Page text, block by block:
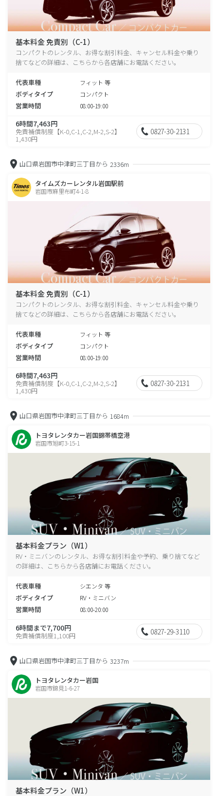
基本料金 免責別（C-1）
コンパクトのレンタル、お得な割引料金、キャンセル料金や乗り
捨てなどの詳細は、こちらから各店舗にお電話ください。
代表車種 フィット 等
ボディタイプ コンパクト
営業時間 08:00-19:00
6時間7,463円
免責補償制度【K-0,C-1,C-2,M-2,S-2】
1,430円
0827-30-2131
山口県岩国市中津町三丁目から 2336m
タイムズカーレンタル岩国駅前
岩国市麻里布町4-1-8
基本料金 免責別（C-1）
コンパクトのレンタル、お得な割引料金、キャンセル料金や乗り
捨てなどの詳細は、こちらから各店舗にお電話ください。
代表車種 フィット 等
ボディタイプ コンパクト
営業時間 08:00-19:00
6時間7,463円
免責補償制度【K-0,C-1,C-2,M-2,S-2】
1,430円
0827-30-2131
山口県岩国市中津町三丁目から 1684m
トヨタレンタカー岩国錦帯橋空港
岩国市旭町3-15-1
基本料金プラン（W1）
RV・ミニバンのレンタル、お得な割引料金や予約、乗り捨てなど
の詳細は、こちらから各店舗にお電話ください。
代表車種 シエンタ 等
ボディタイプ RV・ミニバン
営業時間 08:00-20:00
6時間まで7,700円
免責補償制度1,100円 0827-29-3110
山口県岩国市中津町三丁目から 3237m
トヨタレンタカー岩国
岩国市錦見1-6-27
基本料金プラン（W1）